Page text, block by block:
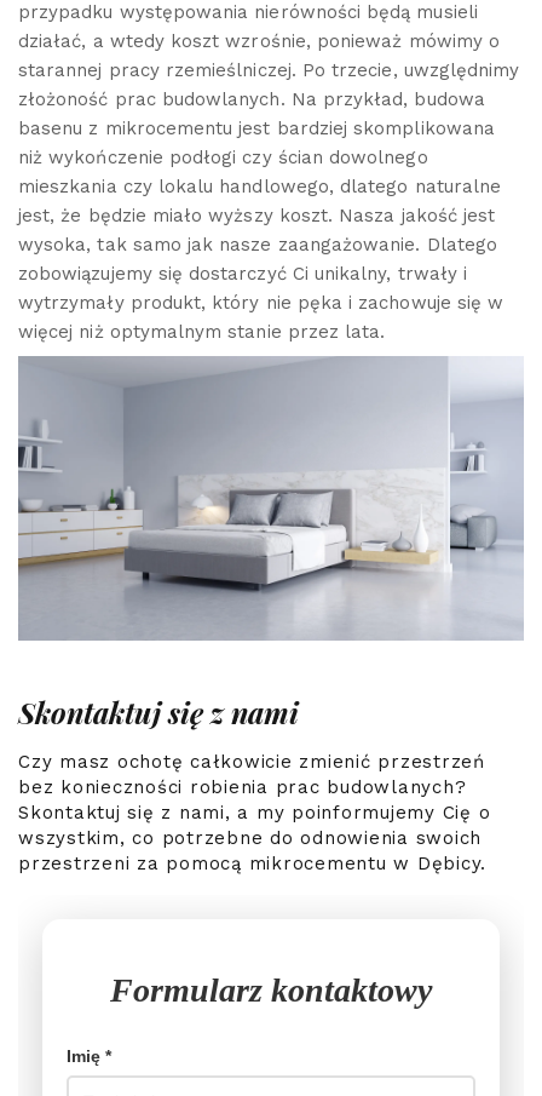
przypadku występowania nierówności będą musieli
działać, a wtedy koszt wzrośnie, ponieważ mówimy o
starannej pracy rzemieślniczej. Po trzecie, uwzględnimy
złożoność prac budowlanych. Na przykład, budowa
basenu z mikrocementu jest bardziej skomplikowana
niż wykończenie podłogi czy ścian dowolnego
mieszkania czy lokalu handlowego, dlatego naturalne
jest, że będzie miało wyższy koszt. Nasza jakość jest
wysoka, tak samo jak nasze zaangażowanie. Dlatego
zobowiązujemy się dostarczyć Ci unikalny, trwały i
wytrzymały produkt, który nie pęka i zachowuje się w
więcej niż optymalnym stanie przez lata.
Skontaktuj się z nami
Czy masz ochotę całkowicie zmienić przestrzeń
bez konieczności robienia prac budowlanych?
Skontaktuj się z nami, a my poinformujemy Cię o
wszystkim, co potrzebne do odnowienia swoich
przestrzeni za pomocą mikrocementu w Dębicy.